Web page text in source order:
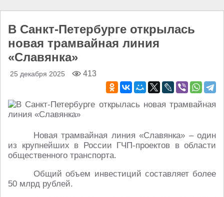
В Санкт-Петербурге открылась
новая трамвайная линия
«Славянка»
25 декабря 2025 413
Новая трамвайная линия «Славянка» – один
из крупнейших в России ГЧП-проектов в области
общественного транспорта.
Общий объем инвестиций составляет более
50 млрд рублей.